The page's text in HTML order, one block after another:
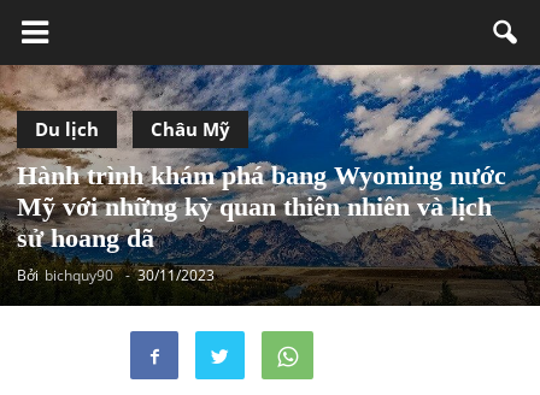
Du lịch Châu Mỹ
Hành trình khám phá bang Wyoming nước
Mỹ với những kỳ quan thiên nhiên và lịch
sử hoang dã
Bởibichquy90 - 30/11/2023